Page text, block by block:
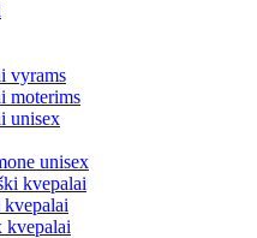
vyrams
moterims
unisex
unisex
kvepalai
kvepalai